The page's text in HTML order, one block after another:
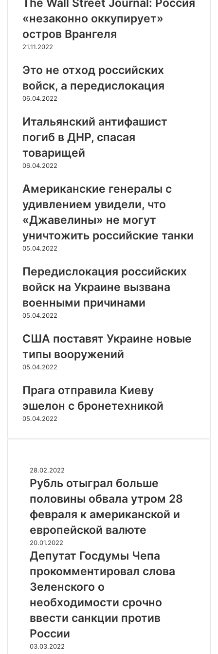
The Wall Street Journal: Россия
«незаконно оккупирует»
остров Врангеля
21.11.2022
Это не отход российских
войск, а передислокация
06.04.2022
Итальянский антифашист
погиб в ДНР, спасая
товарищей
06.04.2022
Американские генералы с
удивлением увидели, что
«Джавелины» не могут
уничтожить российские танки
05.04.2022
Передислокация российских
войск на Украине вызвана
военными причинами
05.04.2022
США поставят Украине новые
типы вооружений
05.04.2022
Прага отправила Киеву
эшелон с бронетехникой
05.04.2022
Р
у
ь
о
т
ы
г
р
а
л
б
о
ь
ш
е
28.02.2022
Рубль отыграл больше
половины обвала утром 28
февраля к американской и
европейской валюте
Д
е
п
т
т
Г
о
с
д
20.01.2022
Депутат Госдумы Чепа
прокомментировал слова
Зеленского о
необходимости срочно
ввести санкции против
России
Ж
03.03.2022